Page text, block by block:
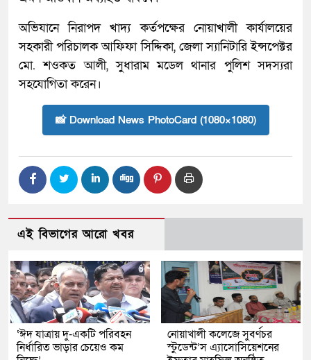
অভিযানে নিরাপদ খাদ্য কর্তপক্ষের নোয়াখালী কার্যালয়ের
সহকারী পরিচালক আফিফা সিদ্দিকা, জেলা স্যানিটারি ইন্সপেক্টর
মো. শওকত আলী, সুধারাম মডেল থানার পুলিশ সদস্যরা
সহযোগিতা করেন।
📸 Download News PhotoCard (1080×1080)
এই বিভাগের আরো খবর
‘ঈদ যাত্রায় দু-একটি পরিবহন
নির্ধারিত ভাড়ার চেয়েও কম
নোয়াখালী কলেজে সুবর্ণচর
স্টুডেন্ট’স এ্যাসোসিয়েশনের